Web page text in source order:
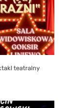
teatralny